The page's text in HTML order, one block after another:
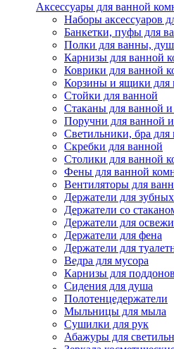
Аксессуары для ванной
Наборы аксессуаров
Банкетки, пуфы для
Полки для ванны,
Карнизы для ванной
Коврики для ванной
Корзины и ящики для
Стойки для ванной
Стаканы для ванной
Поручни для ванной
Светильники, бра для
Скребки для ванной
Столики для ванной
Фены для ванной
Вентиляторы для
Держатели для
Держатели со
Держатели для
Держатели для фена
Держатели для
Ведра для мусора
Карнизы для поддонов
Сидения для душа
Полотенцедержатели
Мыльницы для мыла
Сушилки для рук
Абажуры для